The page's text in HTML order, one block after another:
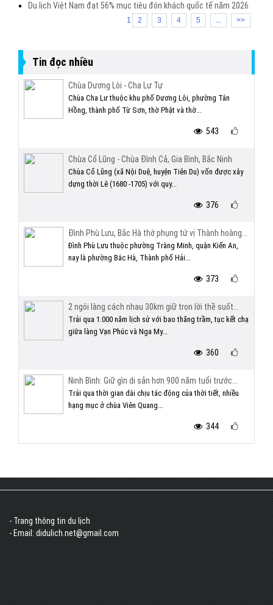
Du lịch Việt Nam đạt 56% mục tiêu đón khách quốc tế năm 2026
1 2 3 4 5 ... >>
Tin đọc nhiều
Chùa Dương Lôi - Cha Lư Tự
Chùa Cha Lư thuộc khu phố Dương Lôi, phường Tân
Hồng, thành phố Từ Sơn, thờ Phật và thờ...
543
Chùa Cổ Lũng - Chùa Đình Cả, Gia Bình, Bắc Ninh
Chùa Cổ Lũng (xã Nội Duệ, huyện Tiên Du) vốn được xây
dựng thời Lê (1680 -1705) với quy...
376
Đình Phù Lưu, Bắc Hà thờ phụng tứ vị Thành hoàng...
Đình Phù Lưu thuộc phường Tràng Minh, quận Kiến An,
nay là phường Bắc Hà, Thành phố Hải...
373
2 ngôi làng cách nhau 30km giữ trọn lời thề suốt...
Trải qua 1.000 năm lịch sử với bao thăng trầm, tục kết chạ
giữa làng Vạn Phúc và Nga My...
360
Ninh Bình: Giữ gìn di sản hơn 900 năm tuổi trước...
Trải qua thời gian dài chịu tác động của thời tiết, nhiều
hạng mục ở chùa Viên Quang...
344
- Trang thông tin du lịch
- Email: didulich.net@gmail.com